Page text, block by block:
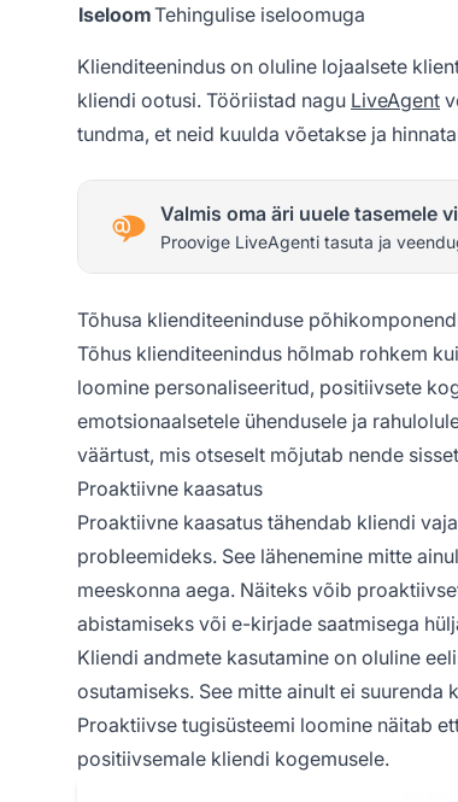
IseloomTehingulise iseloomuga
Klienditeenindus on oluline lojaalsete
kliendi ootusi. Tööriistad nagu LiveAgent
tundma, et neid kuulda võetakse ja
Valmis oma äri uuele tasemele
Proovige LiveAgenti tasuta ja
Tõhusa klienditeeninduse
Tõhus klienditeenindus hõlmab rohkem
loomine personaliseeritud, positiivsete
emotsionaalsetele ühendusele ja
väärtust, mis otseselt mõjutab nende
Proaktiivne kaasatus
Proaktiivne kaasatus tähendab kliendi
probleemideks. See lähenemine mitte
meeskonna aega. Näiteks võib
abistamiseks või e-kirjade saatmisega
Kliendi andmete kasutamine on oluline
osutamiseks. See mitte ainult ei
Proaktiivse tugisüsteemi loomine näitab
positiivsemale kliendi kogemusele.